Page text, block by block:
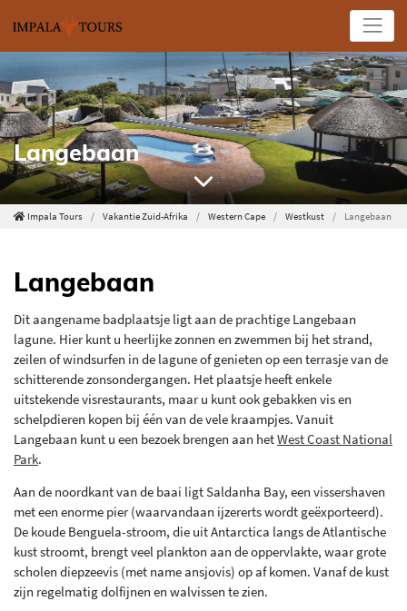
Langebaan
Impala Tours Vakantie Zuid-Afrika Western Cape Westkust Langebaan
Langebaan
Dit aangename badplaatsje ligt aan de prachtige Langebaan
lagune. Hier kunt u heerlijke zonnen en zwemmen bij het strand,
zeilen of windsurfen in de lagune of genieten op een terrasje van de
schitterende zonsondergangen. Het plaatsje heeft enkele
uitstekende visrestaurants, maar u kunt ook gebakken vis en
schelpdieren kopen bij één van de vele kraampjes. Vanuit
Langebaan kunt u een bezoek brengen aan hetWest Coast National
Park.
Aan de noordkant van de baai ligt Saldanha Bay, een vissershaven
met een enorme pier (waarvandaan ijzererts wordt geëxporteerd).
De koude Benguela-stroom, die uit Antarctica langs de Atlantische
kust stroomt, brengt veel plankton aan de oppervlakte, waar grote
scholen diepzeevis (met name ansjovis) op af komen. Vanaf de kust
zijn regelmatig dolfijnen en walvissen te zien.